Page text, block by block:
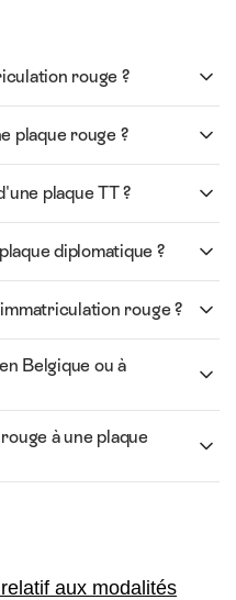
rouge ?
plaque rouge ?
plaque TT ?
diplomatique ?
rouge ?
Belgique ou à
à une plaque
aux modalités